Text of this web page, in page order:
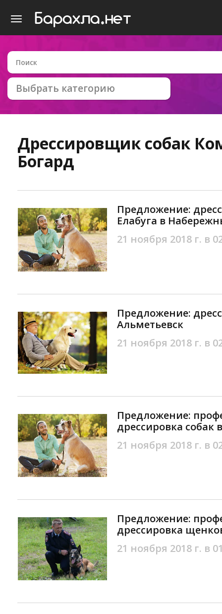
Выбрать категорию
Дрессировщик собак
Богард
Предложение:
Елабуга в
21 ноября 2018 г. в
Предложение:
Альметьевск
21 ноября 2018 г. в
Предложение:
дрессировка собак
21 ноября 2018 г. в
Предложение:
дрессировка
21 ноября 2018 г. в